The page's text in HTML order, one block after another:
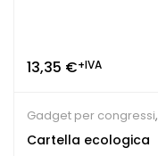
13,35 €+IVA
Gadget per congressi,
Cartella ecologica